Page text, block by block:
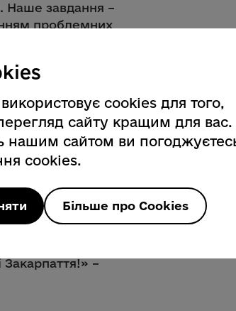
Наше завдання –
проблемних
Пріцак.
транспортної
логістики в умовах
використання системи
персональних
габаритних норм
чути кожного.
тих викликів, з
учасникам за
задля підтримки
Закарпаття!» –
cookies для того,
сайту кращим для вас.
нашим сайтом ви
cookies.
Більше про Cookies